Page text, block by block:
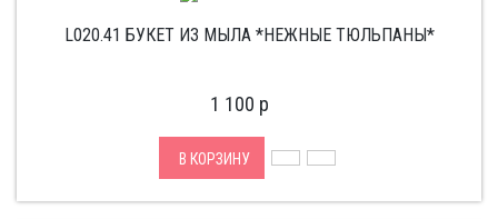
L020.41 БУКЕТ ИЗ МЫЛА *НЕЖНЫЕ ТЮЛЬПАНЫ*
1 100 p
В КОРЗИНУ